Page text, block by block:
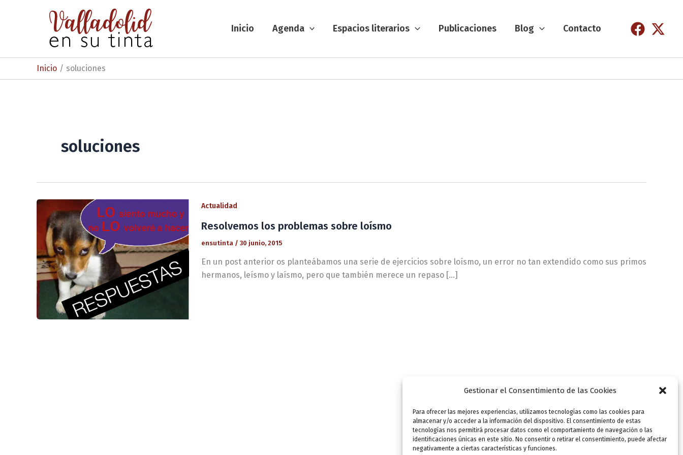
Gestionar el Consentimiento de las Cookies
Para ofrecer las mejores experiencias, utilizamos tecnologías como las cookies para
almacenar y/o acceder a la información del dispositivo. El consentimiento de estas
tecnologías nos permitirá procesar datos como el comportamiento de navegación o las
identificaciones únicas en este sitio. No consentir o retirar el consentimiento, puede afectar
negativamente a ciertas características y funciones.
Inicio Agenda Espacios literarios Publicaciones Blog Contacto
Inicio soluciones
soluciones
Actualidad
Resolvemos los problemas sobre loísmo
ensutinta / 30 junio, 2015
En un post anterior os planteábamos una serie de ejercicios sobre loísmo, un error no tan extendido como sus primos
hermanos, leísmo y laísmo, pero que también merece un repaso […]